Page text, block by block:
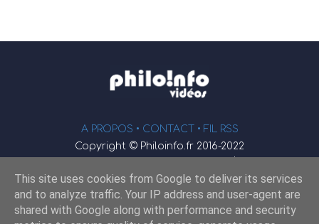
A PROPOS • CONTACT • FIL RSS
Copyright © Philoinfo.fr 2016-2022
φ
Webmaster : JEND
This site uses cookies from Google to deliver its services
and to analyze traffic. Your IP address and user-agent are
shared with Google along with performance and security